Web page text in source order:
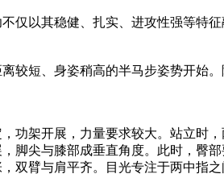
以其稳健、扎实、进攻性强等特征
短、身姿稍高的半马步姿势开始。
架开展，力量要求较大。站立时，
脚尖与膝部成垂直角度。此时，臀
双臂与肩平齐。目光专注于两中指之